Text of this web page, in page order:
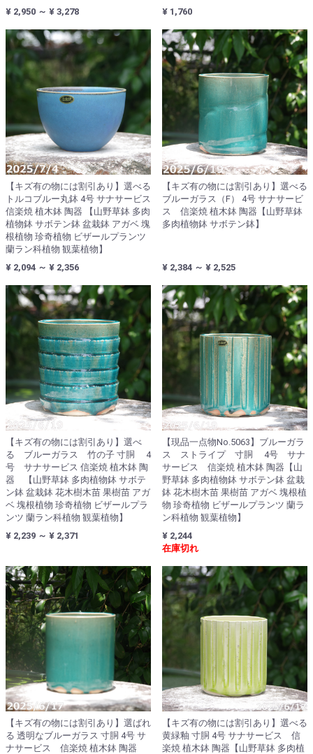
¥ 2,950 ～ ¥ 3,278
¥ 1,760
【キズ有の物には割引あり】選べる
トルコブルー丸鉢 4号 サナサービス
信楽焼 植木鉢 陶器 【山野草鉢 多肉
植物鉢 サボテン鉢 盆栽鉢 アガベ 塊
根植物 珍奇植物 ビザールプランツ
蘭ラン科植物 観葉植物】
¥ 2,094 ～ ¥ 2,356
【キズ有の物には割引あり】選べる
ブルーガラス（F） 4号 サナサービ
ス 信楽焼 植木鉢 陶器【山野草鉢
多肉植物鉢 サボテン鉢】
¥ 2,384 ～ ¥ 2,525
【キズ有の物には割引あり】選べ
る ブルーガラス 竹の子 寸胴 4
号 サナサービス 信楽焼 植木鉢 陶
器 【山野草鉢 多肉植物鉢 サボテ
ン鉢 盆栽鉢 花木樹木苗 果樹苗 アガ
ベ 塊根植物 珍奇植物 ビザールプラ
ンツ 蘭ラン科植物 観葉植物】
¥ 2,239 ～ ¥ 2,371
【現品一点物No.5063】ブルーガラ
ス ストライプ 寸胴 4号 サナ
サービス 信楽焼 植木鉢 陶器【山
野草鉢 多肉植物鉢 サボテン鉢 盆栽
鉢 花木樹木苗 果樹苗 アガベ 塊根植
物 珍奇植物 ビザールプランツ 蘭ラ
ン科植物 観葉植物】
¥ 2,244
在庫切れ
【キズ有の物には割引あり】選ばれ
る 透明なブルーガラス 寸胴 4号 サ
ナサービス 信楽焼 植木鉢 陶器
【キズ有の物には割引あり】選べる
黄緑釉 寸胴 4号 サナサービス 信
楽焼 植木鉢 陶器【山野草鉢 多肉植